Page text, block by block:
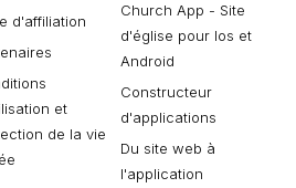
d'affiliation
et
de la vie
Church App - Site
d'église pour Ios et
Android
Constructeur
d'applications
Du site web à
l'application